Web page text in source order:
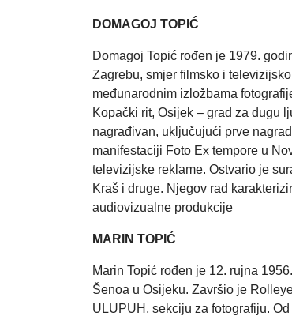
DOMAGOJ TOPIĆ
Domagoj Topić rođen je 1979.
Zagrebu, smjer filmsko i
međunarodnim izložbama
Kopački rit, Osijek – grad za dugu
nagrađivan, uključujući prve
manifestaciji Foto Ex tempore u
televizijske reklame. Ostvario je
Kraš i druge. Njegov rad
audiovizualne produkcije
MARIN TOPIĆ
Marin Topić rođen je 12. rujna
Šenoa u Osijeku. Završio je
ULUPUH, sekciju za fotografiju.